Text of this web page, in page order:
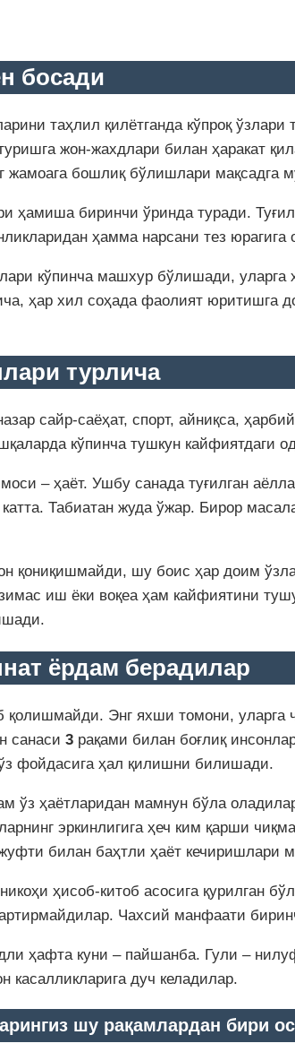
босади
таҳлил қилётганда кўпроқ
жон-жахдлари билан ҳаракат
жамоага бошлиқ бўлишлари мақсадга
ҳамиша биринчи ўринда туради.
ҳамма нарсани тез
кўпинча машхур бўлишади,
ҳар хил соҳада фаолият юритишга
турлича
сайр-саёҳат, спорт, айниқса,
кўпинча тушкун кайфиятдаги
– ҳаёт. Ушбу санада туғилган
Табиатан жуда ўжар. Бирор
қониқишмайди, шу боис ҳар доим
иш ёки воқеа ҳам кайфиятини
ёрдам берадилар
қолишмайди. Энг яхши томони, уларга
санаси 3 рақами билан боғлиқ
фойдасига ҳал қилишни билишади.
ўз ҳаётларидан мамнун бўла
эркинлигига ҳеч ким қарши
билан баҳтли ҳаёт кечиришлари
ҳисоб-китоб асосига қурилган
Чахсий манфаати
ҳафта куни – пайшанба. Гули –
дуч келадилар.
шу рақамлардан бири